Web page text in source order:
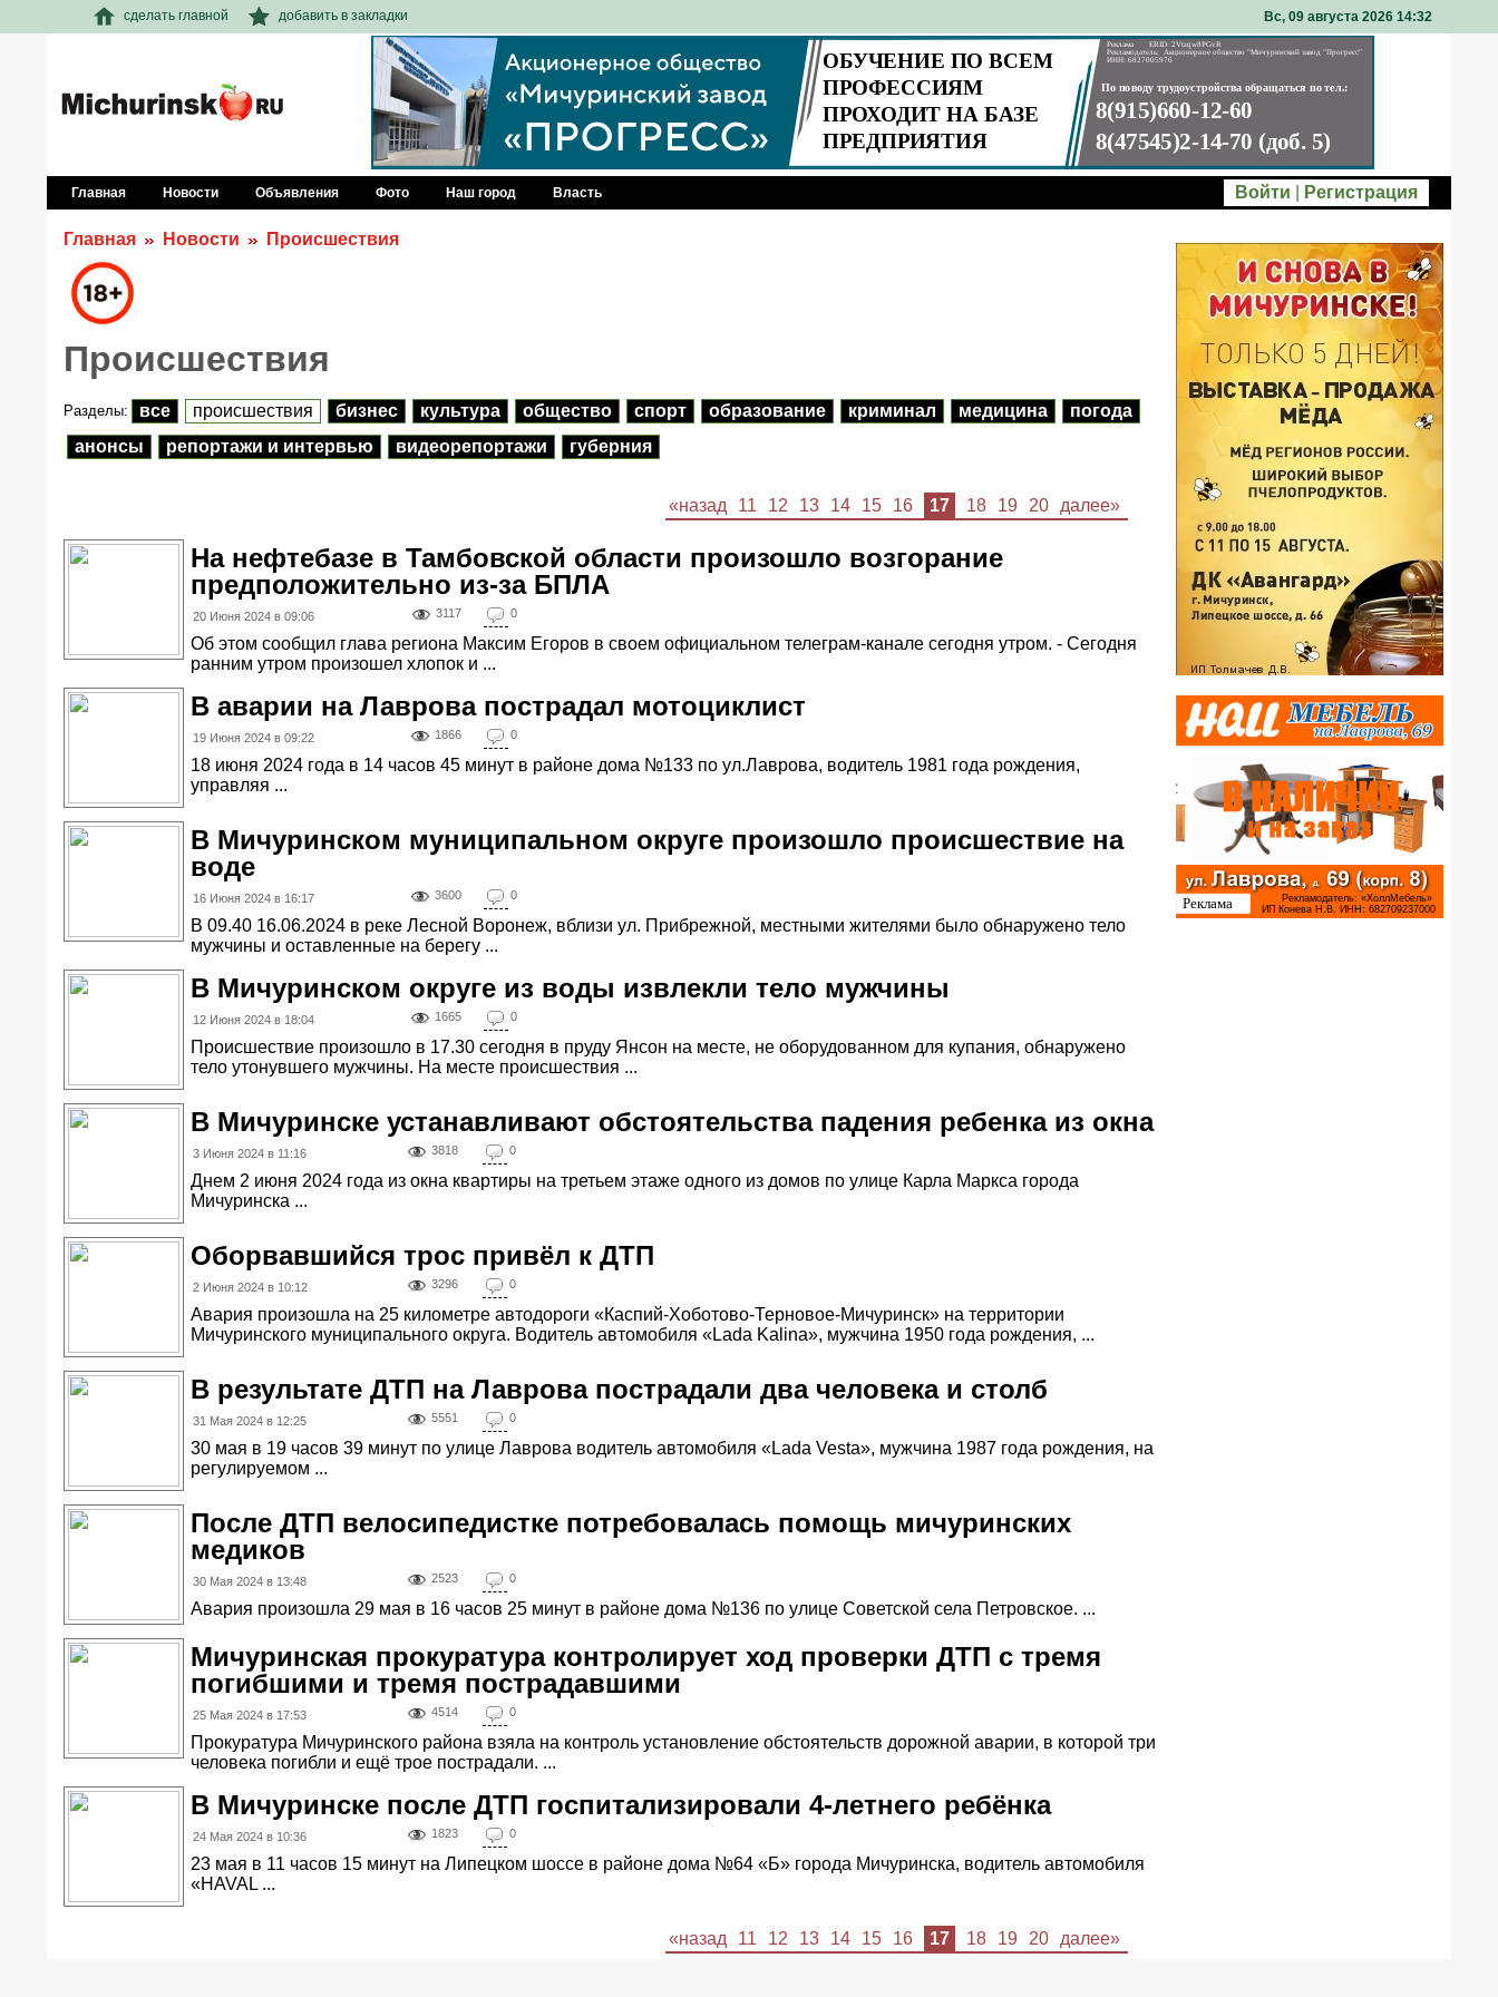
сделать главной добавить в закладки Вс, 09 августа 2026 14 32
Главная Новости Объявления Фото Наш город Власть Войти Регистрация
Главная Новости Происшествия
Происшествия
Разделы: все происшествия бизнес культура общество спорт образование криминал медицина
погода
анонсы
репортажи и интервью видеорепортажи губерния
«назад 11 12 13 14 15 16 17 18 19 20 далее»
На нефтебазе в Тамбовской области произошло возгорание
предположительно из-за БПЛА
20 Июня 2024 в 09:06 3117 0
Об этом сообщил глава региона Максим Егоров в своем официальном телеграм-канале сегодня утром. - Сегодня
ранним утром произошел хлопок и ...
В аварии на Лаврова пострадал мотоциклист
19 Июня 2024 в 09:22 1866 0
18 июня 2024 года в 14 часов 45 минут в районе дома №133 по ул.Лаврова, водитель 1981 года рождения,
управляя ...
В Мичуринском муниципальном округе произошло происшествие на
воде
16 Июня 2024 в 16:17 3600 0
В 09.40 16.06.2024 в реке Лесной Воронеж, вблизи ул. Прибрежной, местными жителями было обнаружено тело
мужчины и оставленные на берегу ...
В Мичуринском округе из воды извлекли тело мужчины
12 Июня 2024 в 18:04 1665 0
Происшествие произошло в 17.30 сегодня в пруду Янсон на месте, не оборудованном для купания, обнаружено
тело утонувшего мужчины. На месте происшествия ...
В Мичуринске устанавливают обстоятельства падения ребенка из окна
3 Июня 2024 в 11:16 3818 0
Днем 2 июня 2024 года из окна квартиры на третьем этаже одного из домов по улице Карла Маркса города
Мичуринска ...
Оборвавшийся трос привёл к ДТП
2 Июня 2024 в 10:12 3296 0
Авария произошла на 25 километре автодороги «Каспий-Хоботово-Терновое-Мичуринск» на территории
Мичуринского муниципального округа. Водитель автомобиля «Lada Kalina», мужчина 1950 года рождения, ...
В результате ДТП на Лаврова пострадали два человека и столб
31 Мая 2024 в 12:25 5551 0
30 мая в 19 часов 39 минут по улице Лаврова водитель автомобиля «Lada Vesta», мужчина 1987 года рождения, на
регулируемом ...
После ДТП велосипедистке потребовалась помощь мичуринских
медиков
30 Мая 2024 в 13:48 2523 0
Авария произошла 29 мая в 16 часов 25 минут в районе дома №136 по улице Советской села Петровское. ...
Мичуринская прокуратура контролирует ход проверки ДТП с тремя
погибшими и тремя пострадавшими
25 Мая 2024 в 17:53 4514 0
Прокуратура Мичуринского района взяла на контроль установление обстоятельств дорожной аварии, в которой три
человека погибли и ещё трое пострадали. ...
В Мичуринске после ДТП госпитализировали 4-летнего ребёнка
24 Мая 2024 в 10:36 1823 0
23 мая в 11 часов 15 минут на Липецком шоссе в районе дома №64 «Б» города Мичуринска, водитель автомобиля
«HAVAL ...
«назад 11 12 13 14 15 16 17 18 19 20 далее»